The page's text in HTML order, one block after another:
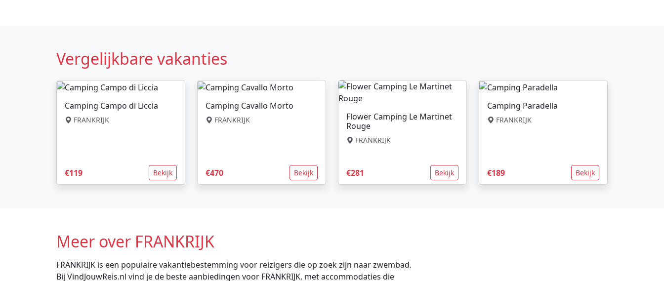
Vergelijkbare vakanties
Camping Campo di Liccia
FRANKRIJK
€119 Bekijk
Camping Cavallo Morto
FRANKRIJK
€470 Bekijk
Flower Camping Le Martinet
Rouge
FRANKRIJK
€281 Bekijk
Camping Paradella
FRANKRIJK
€189 Bekijk
Meer over FRANKRIJK
FRANKRIJK is een populaire vakantiebestemming voor reizigers die op zoek zijn naar zwembad.
Bij VindJouwReis.nl vind je de beste aanbiedingen voor FRANKRIJK, met accommodaties die